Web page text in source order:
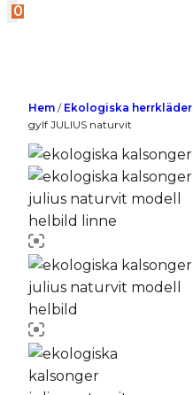
0
Hem / Ekologiska herrkläder
gylf JULIUS naturvit